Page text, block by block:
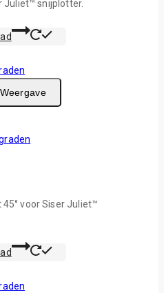
Juliet™ snijplotter.
voor Siser Juliet™